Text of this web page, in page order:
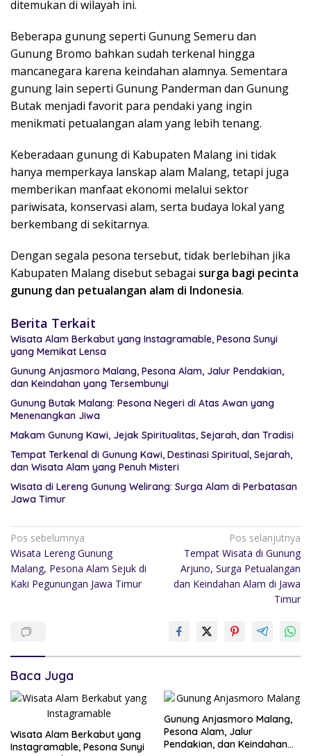
ditemukan di wilayah ini.
Beberapa gunung seperti Gunung Semeru dan
Gunung Bromo bahkan sudah terkenal hingga
mancanegara karena keindahan alamnya. Sementara
gunung lain seperti Gunung Panderman dan Gunung
Butak menjadi favorit para pendaki yang ingin
menikmati petualangan alam yang lebih tenang.
Keberadaan gunung di Kabupaten Malang ini tidak
hanya memperkaya lanskap alam Malang, tetapi juga
memberikan manfaat ekonomi melalui sektor
pariwisata, konservasi alam, serta budaya lokal yang
berkembang di sekitarnya.
Dengan segala pesona tersebut, tidak berlebihan jika
Kabupaten Malang disebut sebagai surga bagi pecinta
gunung dan petualangan alam di Indonesia.
Berita Terkait
Wisata Alam Berkabut yang Instagramable, Pesona Sunyi
yang Memikat Lensa
Gunung Anjasmoro Malang, Pesona Alam, Jalur Pendakian,
dan Keindahan yang Tersembunyi
Gunung Butak Malang: Pesona Negeri di Atas Awan yang
Menenangkan Jiwa
Makam Gunung Kawi, Jejak Spiritualitas, Sejarah, dan Tradisi
Tempat Terkenal di Gunung Kawi, Destinasi Spiritual, Sejarah,
dan Wisata Alam yang Penuh Misteri
Wisata di Lereng Gunung Welirang: Surga Alam di Perbatasan
Jawa Timur
Pos sebelumnya
Wisata Lereng Gunung
Malang, Pesona Alam Sejuk di
Kaki Pegunungan Jawa Timur
Pos selanjutnya
Tempat Wisata di Gunung
Arjuno, Surga Petualangan
dan Keindahan Alam di Jawa
Timur
Baca Juga
Wisata Alam Berkabut yang
Instagramable, Pesona Sunyi
Gunung Anjasmoro Malang,
Pesona Alam, Jalur
Pendakian, dan Keindahan